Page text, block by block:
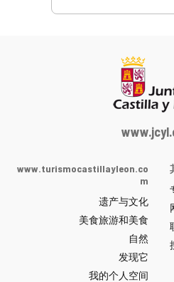
Junta
y
León
网
站
门
户
-
www.turismocastillayleon.co
m
遗产与文化
美食旅游和美食
自然
发现它
我的个人空间